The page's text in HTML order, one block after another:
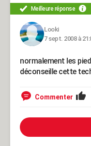
Meilleure réponse
Looki
7 sept. 2008 à
normalement les
déconseille cette
Commenter